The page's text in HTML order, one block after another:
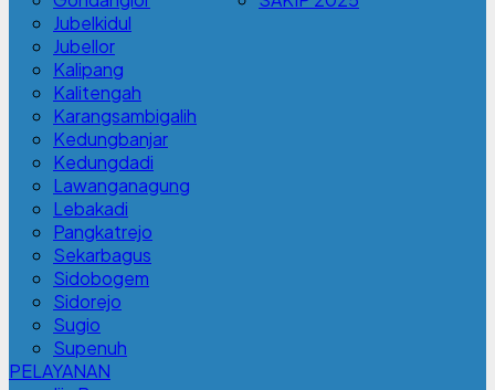
Jubelkidul
Jubellor
Kalipang
Kalitengah
Karangsambigalih
Kedungbanjar
Kedungdadi
Lawanganagung
Lebakadi
Pangkatrejo
Sekarbagus
Sidobogem
Sidorejo
Sugio
Supenuh
PELAYANAN